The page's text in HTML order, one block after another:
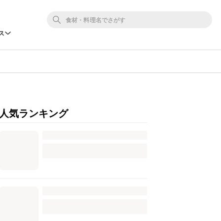
人気ランキング